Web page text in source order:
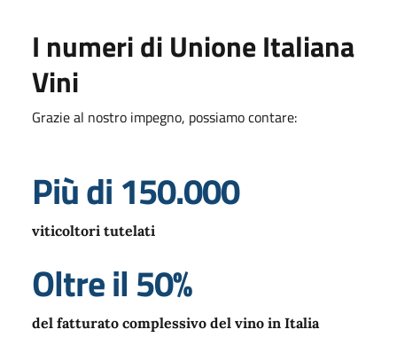
I numeri di Unione Italiana
Vini
Grazie al nostro impegno, possiamo contare:
Più di 150.000
viticoltori tutelati
Oltre il 50%
del fatturato complessivo del vino in Italia